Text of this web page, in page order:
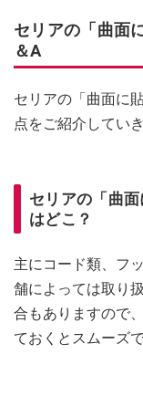
セリアの「曲面
＆A
セリアの「曲面に
点をご紹介していき
セリアの「曲
はどこ？
主にコード類、フ
舗によっては取り
合もありますので
ておくとスムーズで